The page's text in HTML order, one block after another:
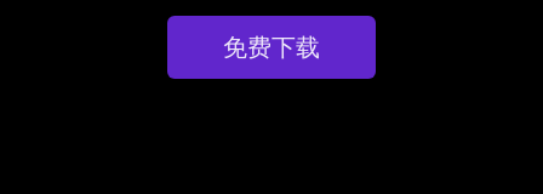
免费下载